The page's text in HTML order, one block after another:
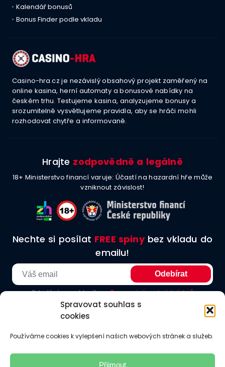
Spravovat souhlas s
cookies
Používáme cookies k vylepšení našich webových stránek a služeb.
Přijmout
Kalendář bonusů
Bonus Finder podle vkladu
Casino-hra.cz je nezávislý obsahový projekt zaměřený na
online kasina, herní automaty a bonusové nabídky na
českém trhu. Testujeme kasina, analyzujeme bonusy a
srozumitelně vysvětlujeme pravidla, aby se hráči mohli
rozhodovat chytře a informovaně.
Hrajte zodpovědně a legálně
18+ Ministerstvo financí varuje: Účastí na hazardní hře může
vzniknout závislost!
Nechte si posílat FREE spinybez vkladu do
emailu!
Odesláním souhlasíte seZpracování osobních údajů
Jak hodnotíme
Odkazy Kontakt